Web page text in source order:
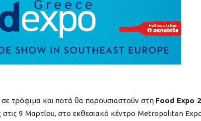
σε τρόφιμα και ποτά θα παρουσιαστούν στη Food Expo
στις 9 Μαρτίου, στο εκθεσιακό κέντρο Metropolitan